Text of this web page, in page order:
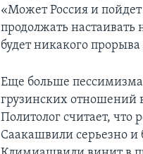
«Может Россия и
продолжать
будет никакого
Еще больше пессимизма
грузинских отношений
Политолог считает, что
Саакашвили серьезно и